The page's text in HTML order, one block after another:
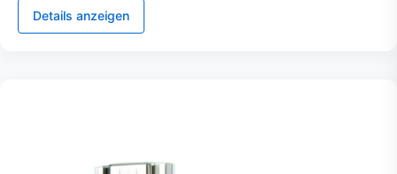
Details anzeigen